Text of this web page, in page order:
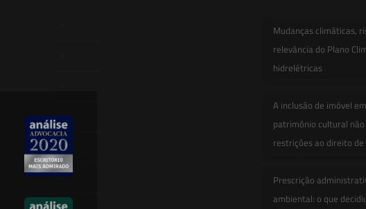
Mudanças climáticas,
relevância do Plano
hidrelétricas
A inclusão de imóvel
patrimônio cultural
restrições ao direito
Prescrição
ambiental: o que